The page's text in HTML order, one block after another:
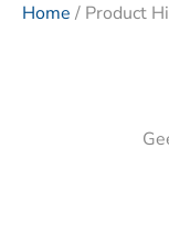
Home / Product